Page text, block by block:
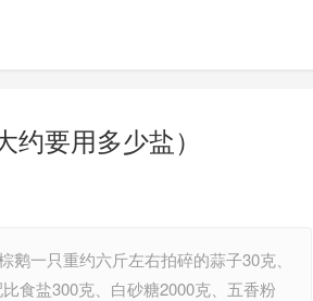
要用多少盐）
一只重约六斤左右拍碎的蒜子30克、
食盐300克、白砂糖2000克、五香粉